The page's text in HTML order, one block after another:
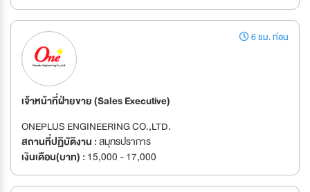
6 ชม. ก่อน
เจ้าหน้าที่ฝ่ายขาย (Sales Executive)
ONEPLUS ENGINEERING CO.,LTD.
สถานที่ปฏิบัติงาน :สมุทรปราการ
เงินเดือน(บาท) : 15,000 - 17,000